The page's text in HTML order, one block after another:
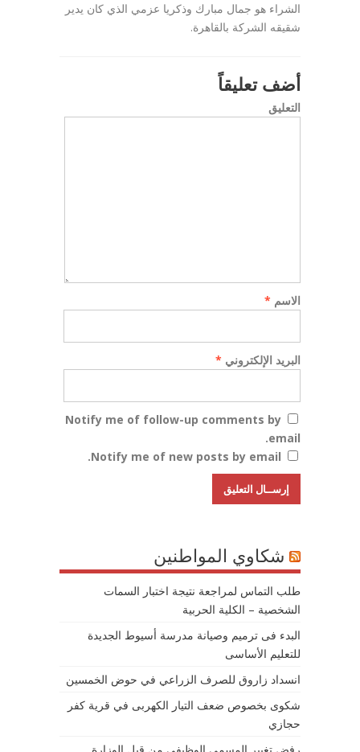
الشراء هو جمال مبارك وذكريا عزمي الذي كان يدير
شقيقه الشركة بالقاهرة.
أضف تعليقاً
التعليق
الاسم *
البريد الإلكتروني *
Notify me of follow-up comments by
email.
Notify me of new posts by email.
شكاوي المواطنين
طلب التماس لمراجعة نتيجة اختبار السمات
الشخصية – الكلية الحربية
البدء فى ترميم وصيانة مدرسة أسيوط الجديدة
للتعليم الأساسى
انسداد زاروق للصرف الزراعي في حوض الخمسين
شكوى بخصوص ضعف التيار الكهربى في قرية كفر
حجازي